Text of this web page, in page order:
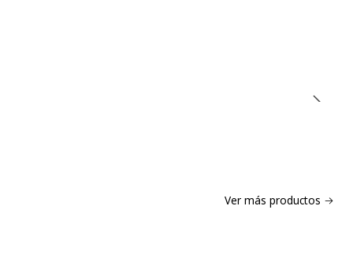
Ver más productos